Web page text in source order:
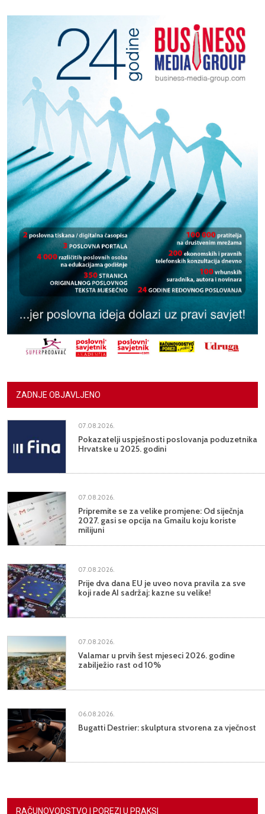
ZADNJE OBJAVLJENO
07.08.2026.
Pokazatelji uspješnosti poslovanja poduzetnika
Hrvatske u 2025. godini
07.08.2026.
Pripremite se za velike promjene: Od siječnja
2027. gasi se opcija na Gmailu koju koriste
milijuni
07.08.2026.
Prije dva dana EU je uveo nova pravila za sve
koji rade AI sadržaj: kazne su velike!
07.08.2026.
Valamar u prvih šest mjeseci 2026. godine
zabilježio rast od 10%
06.08.2026.
Bugatti Destrier: skulptura stvorena za vječnost
RAČUNOVODSTVO I POREZI U PRAKSI